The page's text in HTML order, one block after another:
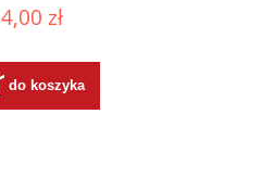
4,00 zł
do koszyka